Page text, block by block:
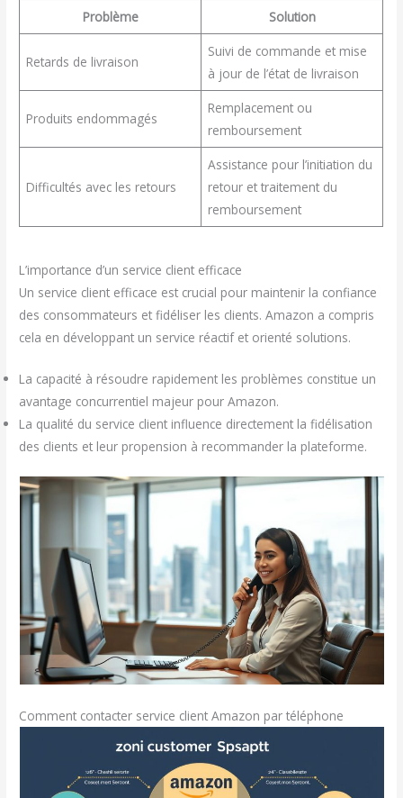
Problème Solution
Retards de livraison
Suivi de commande et mise
à jour de l’état de livraison
Produits endommagés
Remplacement ou
remboursement
Difficultés avec les retours
Assistance pour l’initiation du
retour et traitement du
remboursement
L’importance d’un service client efficace
Un service client efficace est crucial pour maintenir la confiance
des consommateurs et fidéliser les clients. Amazon a compris
cela en développant un service réactif et orienté solutions.
La capacité à résoudre rapidement les problèmes constitue un
avantage concurrentiel majeur pour Amazon.
La qualité du service client influence directement la fidélisation
des clients et leur propension à recommander la plateforme.
Comment contacter service client Amazon par téléphone